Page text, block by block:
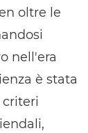
oltre le
nell'era
è stata
criteri